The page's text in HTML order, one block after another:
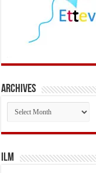
Archives
Archives
Ilm